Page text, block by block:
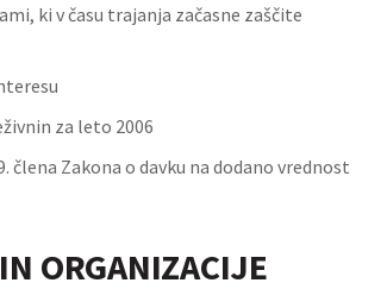
ki v času trajanja začasne zaščite
za leto 2006
Zakona o davku na dodano vrednost
ORGANIZACIJE